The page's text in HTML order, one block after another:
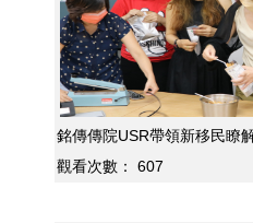
銘傳傳院USR帶領新移民瞭
觀看次數：
607